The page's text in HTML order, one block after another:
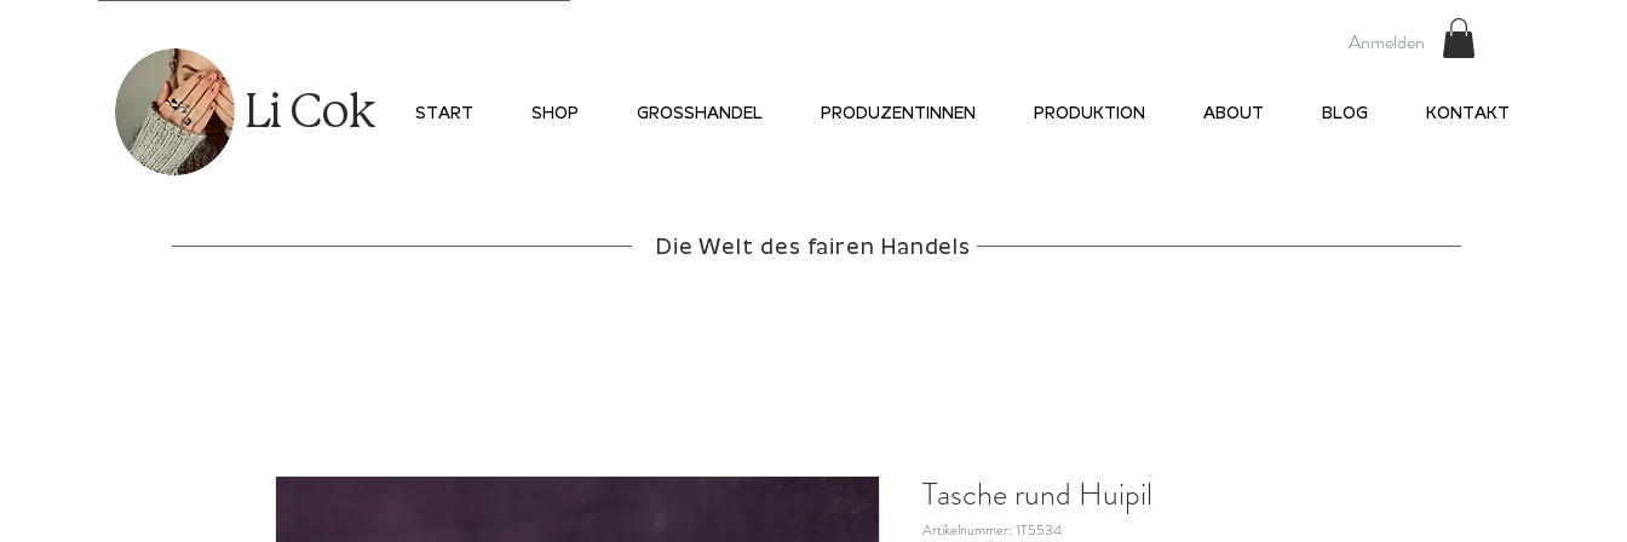
Anmelden
Li Cok START SHOP GROSSHANDEL PRODUZENTINNEN PRODUKTION ABOUT BLOG KONTAKT
Die Welt des fairen Handels
Tasche rund Huipil
Artikelnummer: 1T5534